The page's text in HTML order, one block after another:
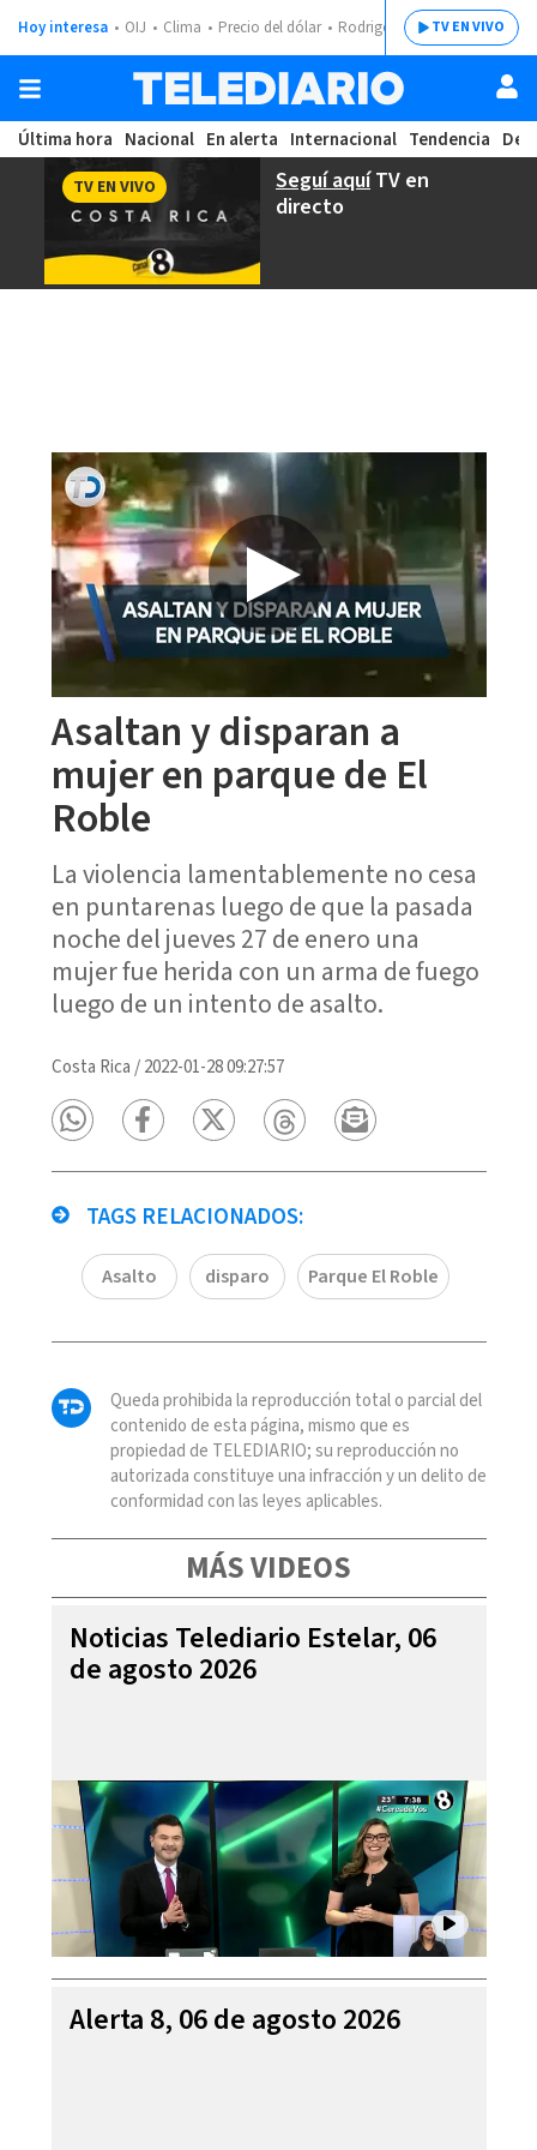
Hoy interesa OIJ Clima Precio del dólar Rodrigo ChavesTV EN VIVO
Última hora Nacional En alerta Internacional Tendencia
Seguí aquíTV en
directo
TV EN VIVO
Asaltan y disparan a
mujer en parque de El
Roble
La violencia lamentablemente no cesa
en puntarenas luego de que la pasada
noche del jueves 27 de enero una
mujer fue herida con un arma de fuego
luego de un intento de asalto.
Costa Rica /2022-01-28 09:27:57
TAGS RELACIONADOS:
Asalto disparo Parque El Roble
Queda prohibida la reproducción total o parcial del
contenido de esta página, mismo que es
propiedad de TELEDIARIO; su reproducción no
autorizada constituye una infracción y un delito de
conformidad con las leyes aplicables.
MÁS VIDEOS
Noticias Telediario Estelar, 06
de agosto 2026
Alerta 8, 06 de agosto 2026